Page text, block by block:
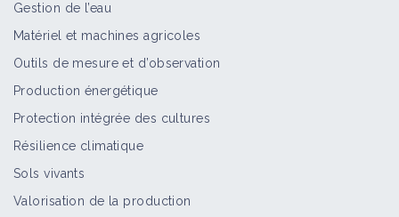
Gestion de l’eau
Matériel et machines agricoles
Outils de mesure et d’observation
Production énergétique
Protection intégrée des cultures
Résilience climatique
Sols vivants
Valorisation de la production